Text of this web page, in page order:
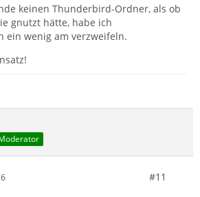
keinen Thunderbird-Ordner, als ob
gnutzt hätte, habe ich
ein wenig am verzweifeln.
#11